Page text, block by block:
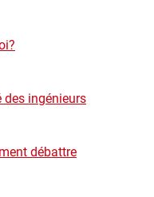
des ingénieurs
débattre